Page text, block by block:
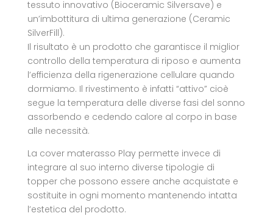
tessuto innovativo (Bioceramic Silversave) e
un’imbottitura di ultima generazione (Ceramic
SilverFill).
Il risultato è un prodotto che garantisce il miglior
controllo della temperatura di riposo e aumenta
l’efficienza della rigenerazione cellulare quando
dormiamo. Il rivestimento è infatti “attivo” cioè
segue la temperatura delle diverse fasi del sonno
assorbendo e cedendo calore al corpo in base
alle necessità.
La cover materasso Play permette invece di
integrare al suo interno diverse tipologie di
topper che possono essere anche acquistate e
sostituite in ogni momento mantenendo intatta
l’estetica del prodotto.